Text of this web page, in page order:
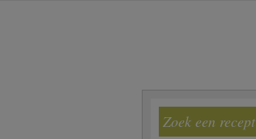
Zoek een recept